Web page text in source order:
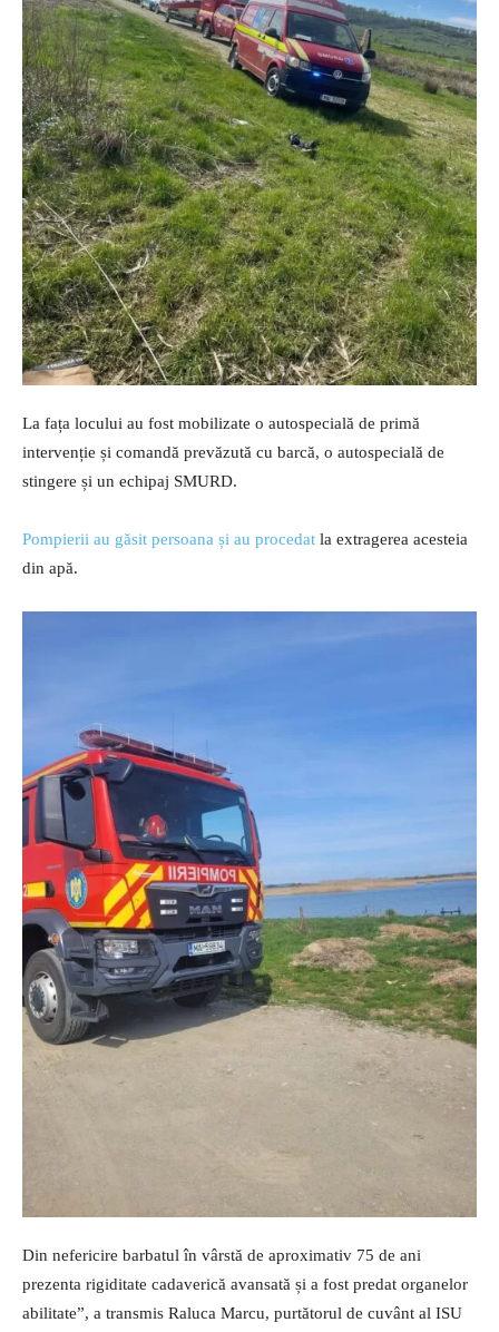
La fața locului au fost mobilizate o autospecială de primă
intervenție și comandă prevăzută cu barcă, o autospecială de
stingere și un echipaj SMURD.
Pompierii au găsit persoana și au procedat la extragerea acesteia
din apă.
Din nefericire barbatul în vârstă de aproximativ 75 de ani
prezenta rigiditate cadaverică avansată și a fost predat organelor
abilitate”, a transmis Raluca Marcu, purtătorul de cuvânt al ISU